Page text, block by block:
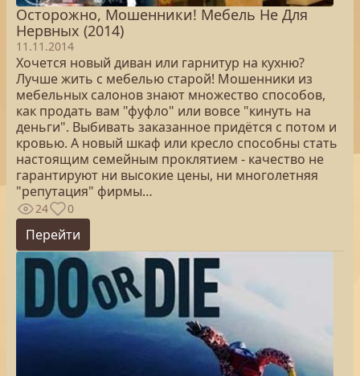
Осторожно, Мошенники! Мебель Не Для
Нервных (2014)
11.11.2014
Хочется новый диван или гарнитур на кухню?
Лучше жить с мебелью старой! Мошенники из
мебельных салонов знают множество способов,
как продать вам "фуфло" или вовсе "кинуть на
деньги". Выбивать заказанное придётся с потом и
кровью. А новый шкаф или кресло способны стать
настоящим семейным проклятием - качество не
гарантируют ни высокие цены, ни многолетняя
"репутация" фирмы…
24 0
Перейти